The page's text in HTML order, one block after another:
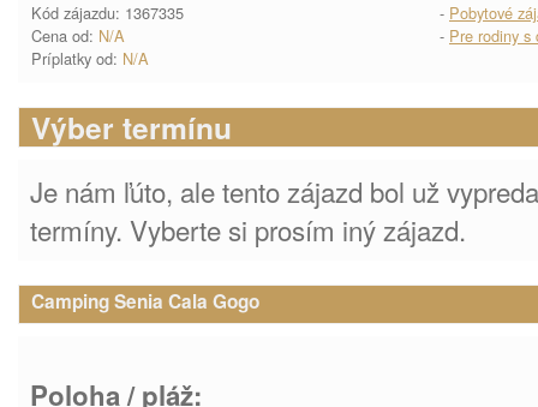
Kód zájazdu: 1367335
Cena od: N/A
Príplatky od: N/A
- Pobytové
- Pre rodiny s
Výber termínu
Je nám ľúto, ale tento zájazd bol už
termíny. Vyberte si prosím iný zájazd.
Camping Senia Cala Gogo
Poloha / pláž: